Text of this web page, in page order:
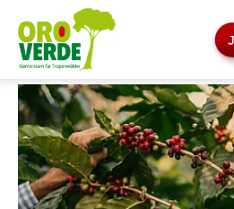
Skip to main navigation
Skip to main content
Skip to page footer